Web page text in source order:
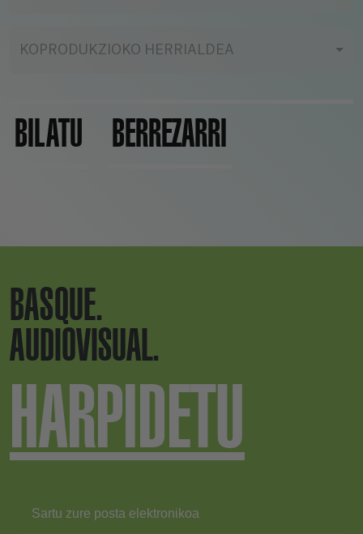
KOPRODUKZIOKO HERRIALDEA
BILATU BERREZARRI
BASQUE.
AUDIOVISUAL.
HARPIDETU